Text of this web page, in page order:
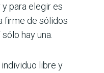
para elegir es
firme de sólidos
hay una.
libre y